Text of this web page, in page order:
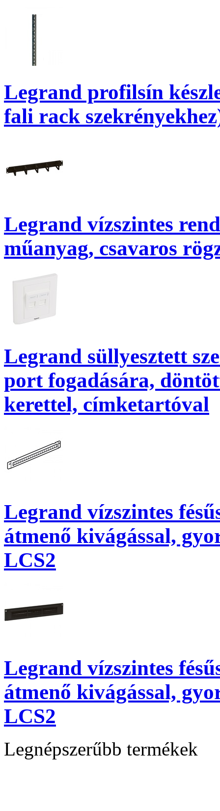
Legrand profilsín
fali rack
Legrand vízszintes
műanyag, csavaros
Legrand süllyesztett
port fogadására,
kerettel, címketartóval
Legrand vízszintes
átmenő kivágással,
LCS2
Legrand vízszintes
átmenő kivágással,
LCS2
Legnépszerűbb termékek